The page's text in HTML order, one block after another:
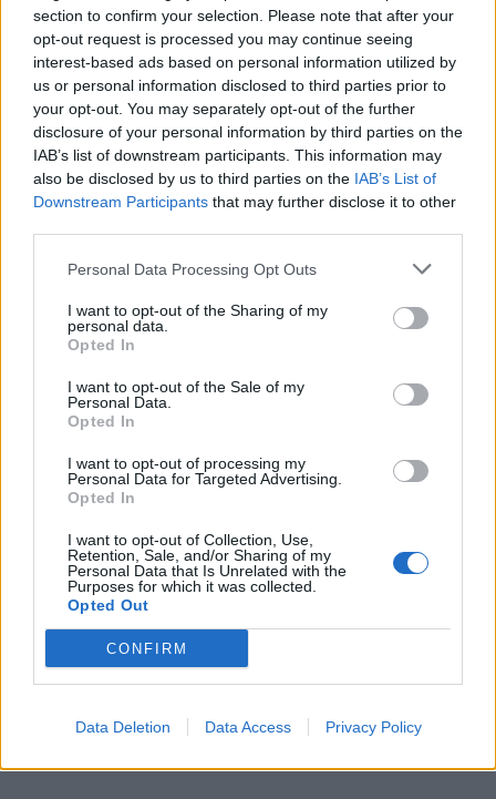
section to confirm your selection. Please note that after your
opt-out request is processed you may continue seeing
interest-based ads based on personal information utilized by
us or personal information disclosed to third parties prior to
your opt-out. You may separately opt-out of the further
disclosure of your personal information by third parties on the
IAB’s list of downstream participants. This information may
also be disclosed by us to third parties on the IAB’s List of
Downstream Participants that may further disclose it to other
Personal Data Processing Opt Outs
I want to opt-out of the Sharing of my
personal data.
Opted In
I want to opt-out of the Sale of my
Personal Data.
Opted In
I want to opt-out of processing my
Personal Data for Targeted Advertising.
Opted In
I want to opt-out of Collection, Use,
Retention, Sale, and/or Sharing of my
Personal Data that Is Unrelated with the
Purposes for which it was collected.
Opted Out
CONFIRM
Data Deletion Data Access Privacy Policy